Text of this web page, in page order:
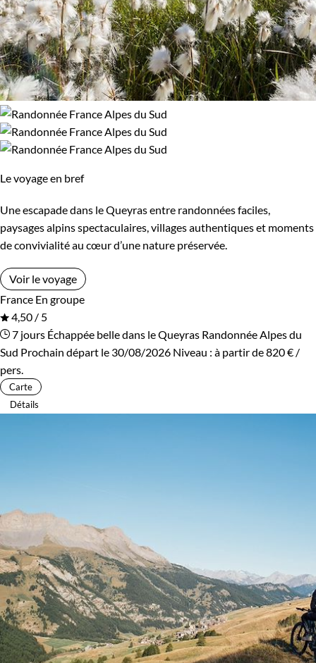
Le voyage en bref
Une escapade dans le Queyras entre randonnées faciles,
paysages alpins spectaculaires, villages authentiques et moments
de convivialité au cœur d’une nature préservée.
Voir le voyage
France En groupe
4,50 / 5
7 jours Échappée belle dans le Queyras Randonnée Alpes du
Sud Prochain départ le 30/08/2026 Niveau : à partir de820 € /
pers.
Carte
Détails